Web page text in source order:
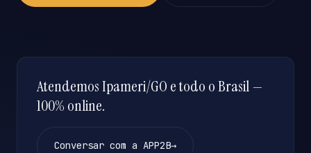
Atendemos Ipameri/GO e todo o Brasil —
100% online.
Conversar com a APP2B→